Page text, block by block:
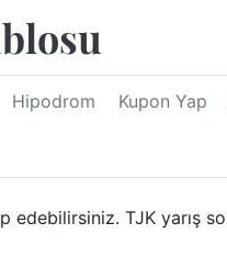
Hipodrom Kupon Yap
TJK yarış